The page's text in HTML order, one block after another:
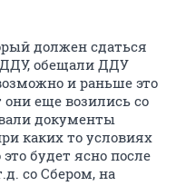
должен сдаться
обещали ДДУ
и раньше это
еще возились со
документы
каких то условиях
будет ясно после
со Сбером, на